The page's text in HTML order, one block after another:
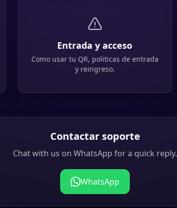
Entrada y acceso
Como usar tu QR, politicas de entrada
y reingreso.
Contactar soporte
Chat with us on WhatsApp for a quick reply.
WhatsApp